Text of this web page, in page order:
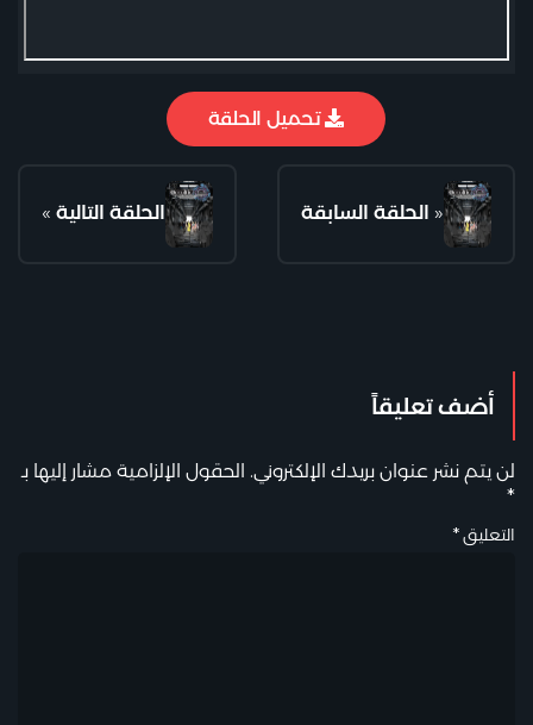
تحميل الحلقة
الحلقة التالية » « الحلقة السابقة
أضف تعليقاً
لن يتم نشر عنوان بريدك الإلكتروني. الحقول الإلزامية مشار إليها بـ
*
التعليق*